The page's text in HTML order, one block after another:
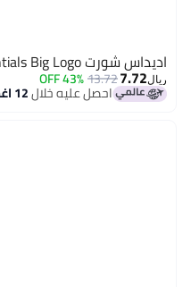
اديداس شورت Train Essentials Big Logo
ريال7.72
13.72
43% OFF
احصل عليه خلال12 اغسطس